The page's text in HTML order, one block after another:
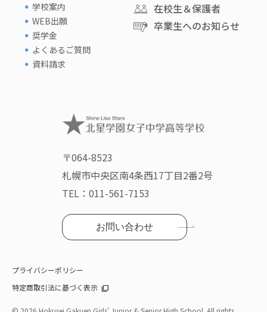
学校案内
WEB出願
奨学金
よくあるご質問
資料請求
在校生＆保護者
卒業生へのお知らせ
〒064-8523
札幌市中央区南4条西17丁目2番2号
TEL： 011-561-7153
お問い合わせ
プライバシーポリシー
特定商取引法に基づく表示